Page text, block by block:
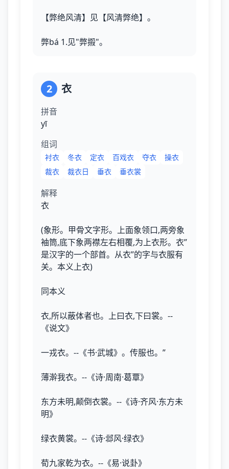
【弊绝风清】见【风清弊绝】。
弊bá 1.见"弊摋"。
2 衣
拼音
yī
组词
衬衣 冬衣 定衣 百戏衣 夺衣
操衣
裁衣
裁衣日 垂衣 垂衣裳
解释
衣
(象形。甲骨文字形。上面象领口,两旁象
袖筒,底下象两襟左右相覆,为上衣形。衣”
是汉字的一个部首。从衣”的字与衣服有
关。本义上衣)
同本义
衣,所以蔽体者也。上曰衣,下曰裳。--
《说文》
一戎衣。--《书·武城》。传服也。”
薄澣我衣。--《诗·周南·葛覃》
东方未明,颠倒衣裳。--《诗·齐风·东方未
明》
绿衣黄裳。--《诗·邶风·绿衣》
荀九家乾为衣。--《易·说卦》